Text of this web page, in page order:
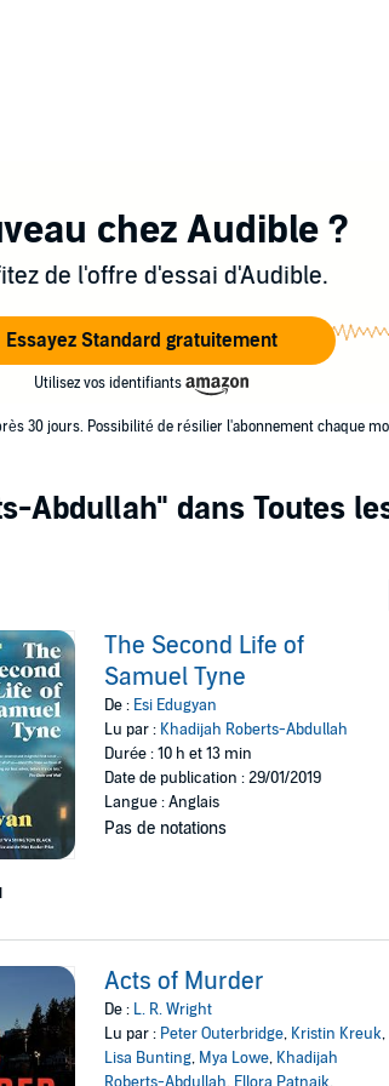
chez Audible ?
de l'offre d'essai d'Audible.
Essayez Standard gratuitement
Utilisez vos identifiants
30 jours. Possibilité de résilier l'abonnement chaque
Abdullah" dans Toutes
The Second Life of
Samuel Tyne
De : Esi Edugyan
Lu par : Khadijah Roberts-Abdullah
Durée : 10 h et 13 min
Date de publication : 29/01/2019
Langue : Anglais
Pas de notations
Acts of Murder
De : L. R. Wright
Lu par : Peter Outerbridge, Kristin Kreuk,
Lisa Bunting, Mya Lowe, Khadijah